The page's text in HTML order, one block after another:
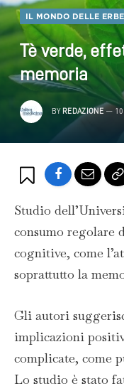
IL MONDO DELLE ERBE
Tè verde,
memoria
BY REDAZIONE
Studio
consumo regolare
cognitive, come
soprattutto la
Gli autori
implicazioni
complicate, come
Lo studio è stato